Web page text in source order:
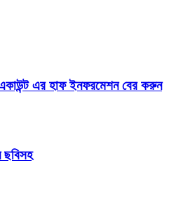
এর হাফ ইনফরমেশন বের করুন